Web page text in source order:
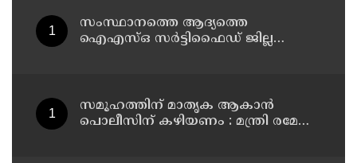
സംസ്ഥാനത്തെ ആദ്യത്തെ
ഐഎസ്ഒ സർട്ടിഫൈഡ് ജില്ല
സമൂഹത്തിന് മാതൃക ആകാൻ
പൊലീസിന് കഴിയണം : മന്ത്രി രമേശ്